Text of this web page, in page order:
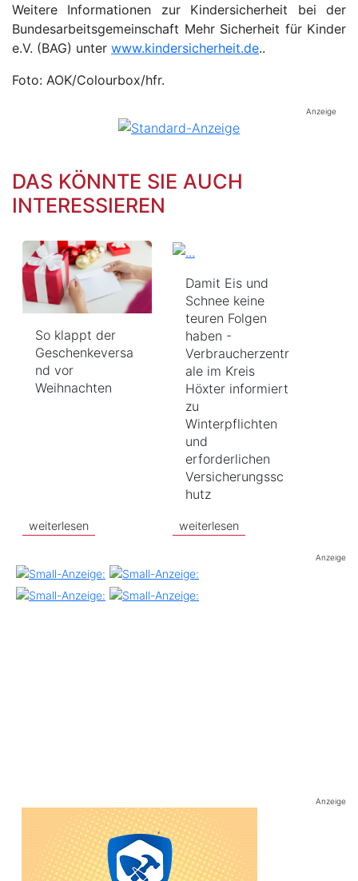
Weitere Informationen zur Kindersicherheit bei der
Bundesarbeitsgemeinschaft Mehr Sicherheit für Kinder
e.V. (BAG) unter www.kindersicherheit.de..
Foto: AOK/Colourbox/hfr.
Anzeige
DAS KÖNNTE SIE AUCH
INTERESSIEREN
So klappt der
Geschenkeversa
nd vor
Weihnachten
weiterlesen
Damit Eis und
Schnee keine
teuren Folgen
haben -
Verbraucherzentr
ale im Kreis
Höxter informiert
zu
Winterpflichten
und
erforderlichen
Versicherungssc
hutz
weiterlesen
Anzeige
Anzeige